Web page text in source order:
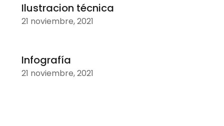
Ilustracion técnica
21 noviembre, 2021
Infografía
21 noviembre, 2021